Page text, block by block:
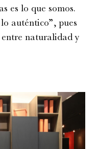
es lo que somos.
auténtico”, pues
entre naturalidad y